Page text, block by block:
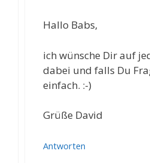
Hallo Babs,
ich wünsche Dir auf
dabei und falls Du
einfach. :-)
Grüße David
Antworten